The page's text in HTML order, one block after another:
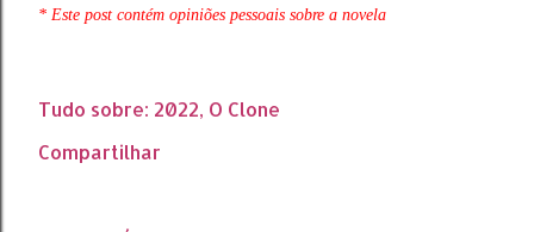
* Este post contém opiniões pessoais sobre a novela
Tudo sobre: 2022 O Clone
Compartilhar